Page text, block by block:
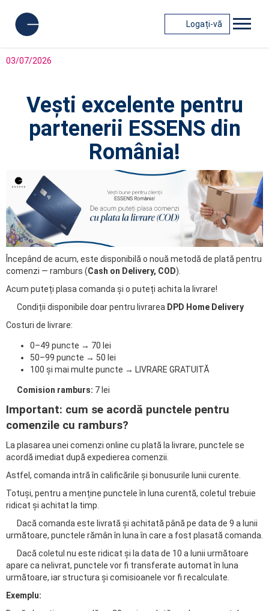
Logați-vă
03/07/2026
Vești excelente pentru
partenerii ESSENS din
România!
Începând de acum, este disponibilă o nouă metodă de plată pentru
comenzi — ramburs (Cash on Delivery, COD).
Acum puteți plasa comanda și o puteți achita la livrare!
Condiții disponibile doar pentru livrarea DPD Home Delivery
Costuri de livrare:
0–49 puncte → 70 lei
50–99 puncte → 50 lei
100 și mai multe puncte → LIVRARE GRATUITĂ
Comision ramburs: 7 lei
Important: cum se acordă punctele pentru
comenzile cu ramburs?
La plasarea unei comenzi online cu plată la livrare, punctele se
acordă imediat după expedierea comenzii.
Astfel, comanda intră în calificările și bonusurile lunii curente.
Totuși, pentru a menține punctele în luna curentă, coletul trebuie
ridicat și achitat la timp.
Dacă comanda este livrată și achitată până pe data de 9 a lunii
următoare, punctele rămân în luna în care a fost plasată comanda.
Dacă coletul nu este ridicat și la data de 10 a lunii următoare
apare ca nelivrat, punctele vor fi transferate automat în luna
următoare, iar structura și comisioanele vor fi recalculate.
Exemplu: